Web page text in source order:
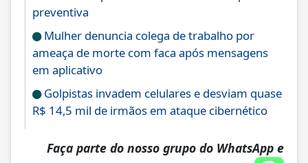
preventiva
Mulher denuncia colega de trabalho por
ameaça de morte com faca após mensagens
em aplicativo
Golpistas invadem celulares e desviam quase
R$ 14,5 mil de irmãos em ataque cibernético
Faça parte do nosso grupo do WhatsApp e